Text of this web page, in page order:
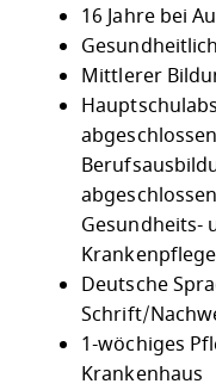
16 Jahre bei
Mittlerer
Gesundheits-
Deutsche
Schrift/
1-wöchiges
Krankenhaus